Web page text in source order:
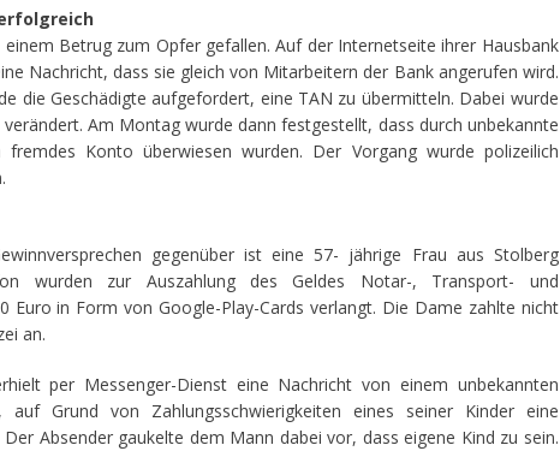
Betrug zum Opfer gefallen. Auf der Internetseite ihrer Hausbank
Nachricht, dass sie gleich von Mitarbeitern der Bank angerufen wird.
die Geschädigte aufgefordert, eine TAN zu übermitteln. Dabei wurde
Am Montag wurde dann festgestellt, dass durch unbekannte
Konto überwiesen wurden. Der Vorgang wurde polizeilich
gegenüber ist eine 57- jährige Frau aus Stolberg
wurden zur Auszahlung des Geldes Notar-, Transport- und
Euro in Form von Google-Play-Cards verlangt. Die Dame zahlte nicht
an.
per Messenger-Dienst eine Nachricht von einem unbekannten
Grund von Zahlungsschwierigkeiten eines seiner Kinder eine
Absender gaukelte dem Mann dabei vor, dass eigene Kind zu sein.